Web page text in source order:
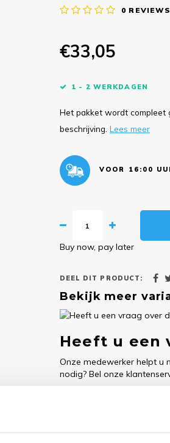
0 REVIEWS
€33,05
1 - 2 WERKDAGEN
Het pakket wordt compleet
beschrijving. Lees meer
VOOR 16:00
Buy now, pay later
DEEL DIT PRODUCT:
Bekijk meer
Heeft u een
Onze medewerker helpt u
nodig? Bel onze